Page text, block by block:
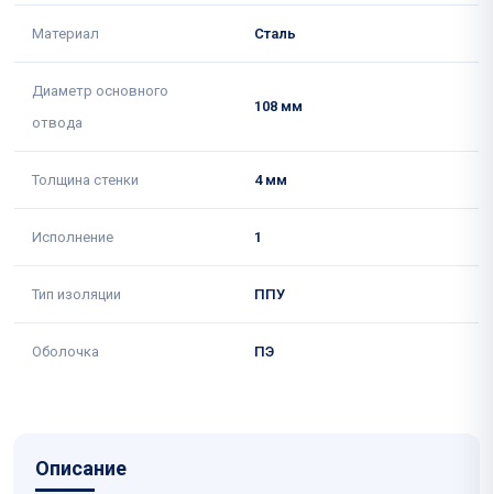
Материал Сталь
Диаметр основного
отвода
108 мм
Толщина стенки 4 мм
Исполнение 1
Тип изоляции ППУ
Оболочка ПЭ
Описание